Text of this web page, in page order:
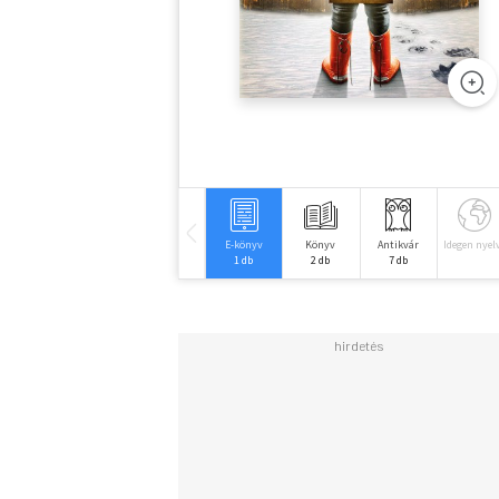
E-könyv
1 db
Könyv
2 db
Antikvár
7 db
Idegen